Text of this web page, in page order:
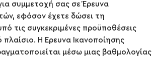
συμμετοχή σας σε Έρευνα
εφόσον έχετε δώσει τη
τις συγκεκριμένες προϋποθέσεις
πλαίσιο. Η Έρευνα Ικανοποίησης
μέσω μιας βαθμολογίας